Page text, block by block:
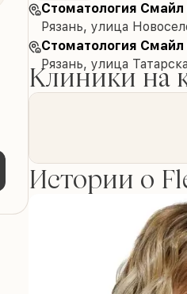
Стоматология Смайл
Рязань, улица
Стоматология Смайл
Рязань, улица
Клиники на
Истории о